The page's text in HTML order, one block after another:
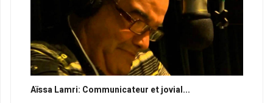
Aïssa Lamri: Communicateur et jovial...